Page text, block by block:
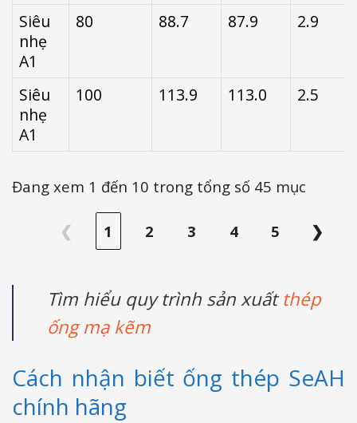
Siêu
nhẹ
A1
80 88.7 87.9 2.9
Siêu
nhẹ
A1
100 113.9 113.0 2.5
Đang xem 1 đến 10 trong tổng số 45 mục
❮ 1 2 3 4 5 ❯
Tìm hiểu quy trình sản xuấtthép
ống mạ kẽm
Cách nhận biết ống thép SeAH
chính hãng